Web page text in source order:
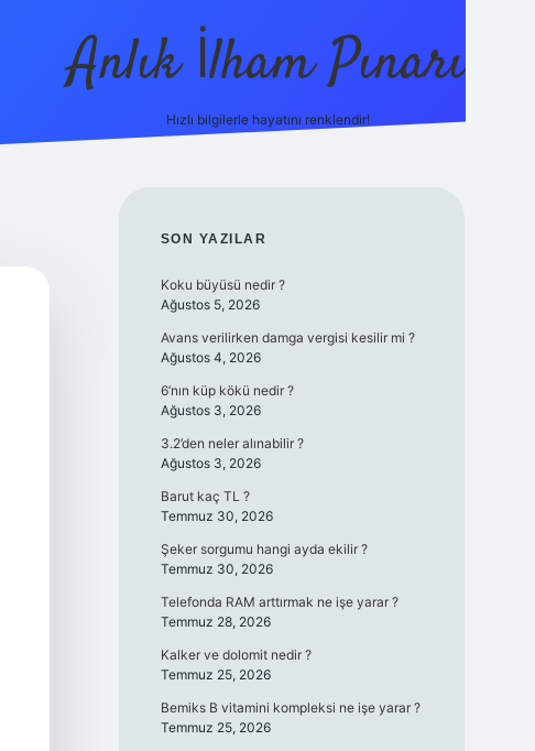
Anlık İlham Pınarı
Hızlı bilgilerle hayatını renklendir!
SIDEBAR
SON YAZILAR
Koku büyüsü nedir ?
Ağustos 5, 2026
Avans verilirken damga vergisi kesilir mi ?
Ağustos 4, 2026
6’nın küp kökü nedir ?
Ağustos 3, 2026
3.2’den neler alınabilir ?
Ağustos 3, 2026
Barut kaç TL ?
Temmuz 30, 2026
Şeker sorgumu hangi ayda ekilir ?
Temmuz 30, 2026
Telefonda RAM arttırmak ne işe yarar ?
Temmuz 28, 2026
Kalker ve dolomit nedir ?
Temmuz 25, 2026
Bemiks B vitamini kompleksi ne işe yarar ?
Temmuz 25, 2026